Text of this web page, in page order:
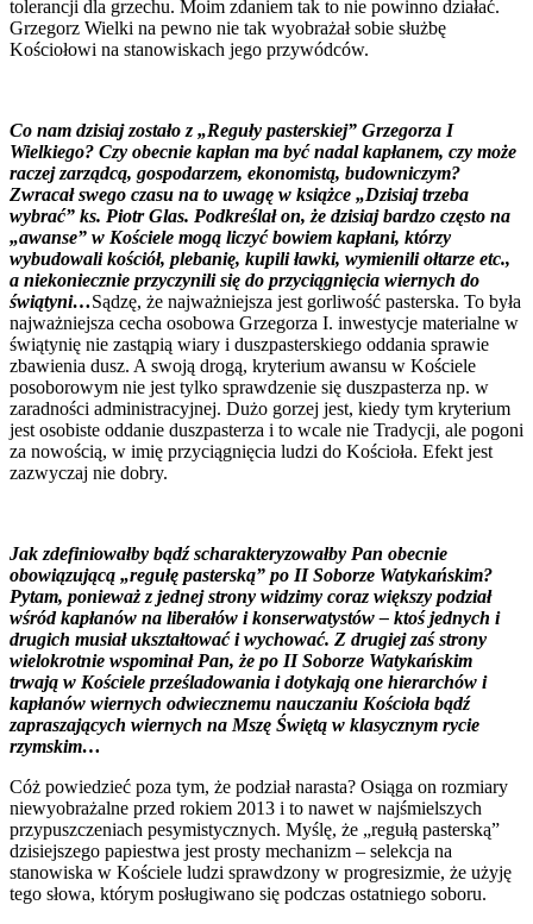
tolerancji dla grzechu. Moim zdaniem tak to nie powinno działać.
Grzegorz Wielki na pewno nie tak wyobrażał sobie służbę
Kościołowi na stanowiskach jego przywódców.
Co nam dzisiaj zostało z „Reguły pasterskiej” Grzegorza I
Wielkiego? Czy obecnie kapłan ma być nadal kapłanem, czy może
raczej zarządcą, gospodarzem, ekonomistą, budowniczym?
Zwracał swego czasu na to uwagę w książce „Dzisiaj trzeba
wybrać” ks. Piotr Glas. Podkreślał on, że dzisiaj bardzo często na
„awanse” w Kościele mogą liczyć bowiem kapłani, którzy
wybudowali kościół, plebanię, kupili ławki, wymienili ołtarze etc.,
a niekoniecznie przyczynili się do przyciągnięcia wiernych do
świątyni…Sądzę, że najważniejsza jest gorliwość pasterska. To była
najważniejsza cecha osobowa Grzegorza I. inwestycje materialne w
świątynię nie zastąpią wiary i duszpasterskiego oddania sprawie
zbawienia dusz. A swoją drogą, kryterium awansu w Kościele
posoborowym nie jest tylko sprawdzenie się duszpasterza np. w
zaradności administracyjnej. Dużo gorzej jest, kiedy tym kryterium
jest osobiste oddanie duszpasterza i to wcale nie Tradycji, ale pogoni
za nowością, w imię przyciągnięcia ludzi do Kościoła. Efekt jest
zazwyczaj nie dobry.
Jak zdefiniowałby bądź scharakteryzowałby Pan obecnie
obowiązującą „regułę pasterską” po II Soborze Watykańskim?
Pytam, ponieważ z jednej strony widzimy coraz większy podział
wśród kapłanów na liberałów i konserwatystów – ktoś jednych i
drugich musiał ukształtować i wychować. Z drugiej zaś strony
wielokrotnie wspominał Pan, że po II Soborze Watykańskim
trwają w Kościele prześladowania i dotykają one hierarchów i
kapłanów wiernych odwiecznemu nauczaniu Kościoła bądź
zapraszających wiernych na Mszę Świętą w klasycznym rycie
rzymskim…
Cóż powiedzieć poza tym, że podział narasta? Osiąga on rozmiary
niewyobrażalne przed rokiem 2013 i to nawet w najśmielszych
przypuszczeniach pesymistycznych. Myślę, że „regułą pasterską”
dzisiejszego papiestwa jest prosty mechanizm – selekcja na
stanowiska w Kościele ludzi sprawdzony w progresizmie, że użyję
tego słowa, którym posługiwano się podczas ostatniego soboru.